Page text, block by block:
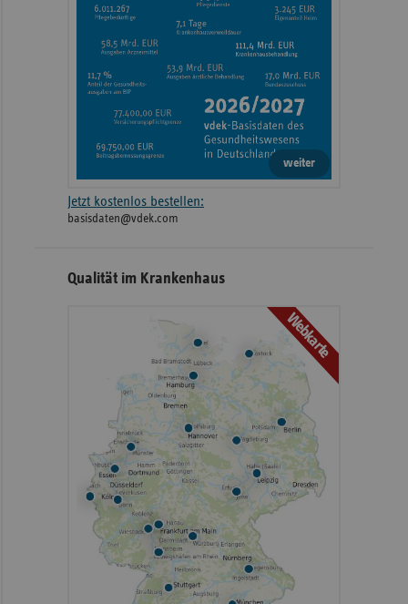
weiter
Jetzt kostenlos bestellen:
basisdaten@vdek.com
Qualität im Krankenhaus
Webkarte